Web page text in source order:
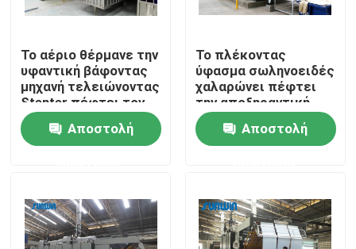
Σπίτι
Επαφές
Το αέριο θέρμανε την
υφαντική βάφοντας
μηχανή τελειώνοντας
Stenter πέφτει τον
ξεραίνοντας
εξοπλισμόΑποστολή
Το πλέκοντας
ύφασμα σωληνοειδές
χαλαρώνει πέφτει
την αποξηραντική
μηχανή
Αποστολή